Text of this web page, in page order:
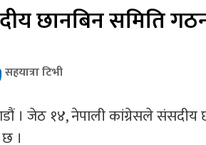
छानबिन समिति
सहयात्रा टिभी
। जेठ १४, नेपाली कांग्रेसले संसदीय
।